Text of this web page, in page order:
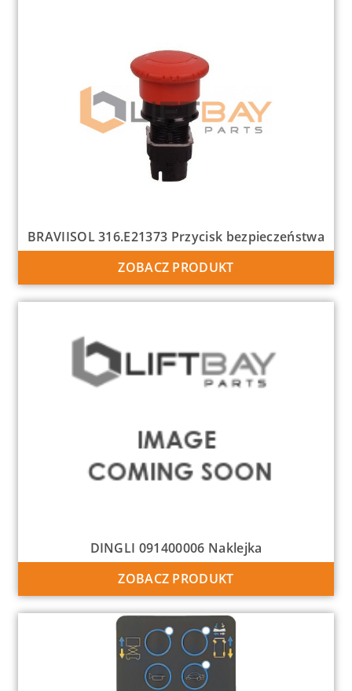
BRAVIISOL 316.E21373 Przycisk bezpieczeństwa
ZOBACZ PRODUKT
DINGLI 091400006 Naklejka
ZOBACZ PRODUKT